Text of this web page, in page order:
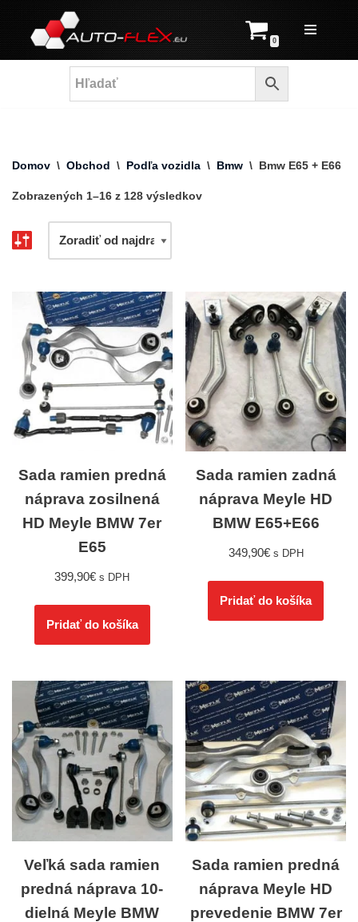
Prejsť
na
0
Domov \ Obchod \ Podľa vozidla \ Bmw \ Bmw E65 + E66
Zobrazených 1–16 z 128 výsledkov
Sada ramien predná
náprava zosilnená
HD Meyle BMW 7er
E65
399,90€ s DPH
Pridať do košíka
Sada ramien zadná
náprava Meyle HD
BMW E65+E66
349,90€ s DPH
Pridať do košíka
Veľká sada ramien
predná náprava 10-
dielná Meyle BMW
Sada ramien predná
náprava Meyle HD
prevedenie BMW 7er